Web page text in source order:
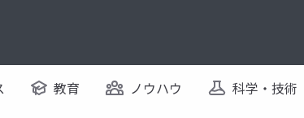
教育 ノウハウ 科学・技術